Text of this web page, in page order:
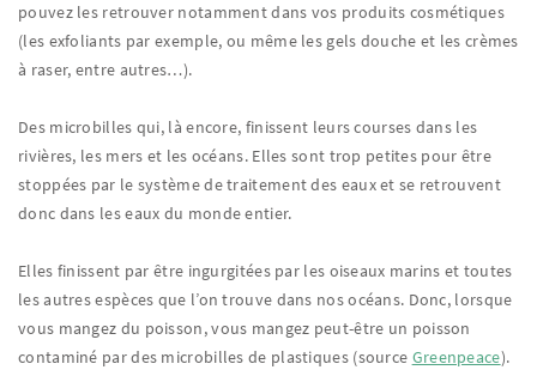
pouvez les retrouver notamment dans vos produits cosmétiques
(les exfoliants par exemple, ou même les gels douche et les crèmes
à raser, entre autres…).
Des microbilles qui, là encore, finissent leurs courses dans les
rivières, les mers et les océans. Elles sont trop petites pour être
stoppées par le système de traitement des eaux et se retrouvent
donc dans les eaux du monde entier.
Elles finissent par être ingurgitées par les oiseaux marins et toutes
les autres espèces que l’on trouve dans nos océans. Donc, lorsque
vous mangez du poisson, vous mangez peut-être un poisson
contaminé par des microbilles de plastiques (source Greenpeace).